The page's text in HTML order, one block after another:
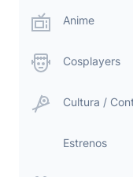
Anime
Cosplayers
Cultura /
Estrenos